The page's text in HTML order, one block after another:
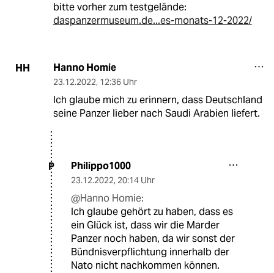
bitte vorher zum testgelände:
daspanzermuseum.de...es-monats-12-2022/
HH Hanno Homie
23.12.2022, 12:36 Uhr
Ich glaube mich zu erinnern, dass Deutschland
seine Panzer lieber nach Saudi Arabien liefert.
P Philippo1000
23.12.2022, 20:14 Uhr
@Hanno Homie:
Ich glaube gehört zu haben, dass es
ein Glück ist, dass wir die Marder
Panzer noch haben, da wir sonst der
Bündnisverpflichtung innerhalb der
Nato nicht nachkommen können.